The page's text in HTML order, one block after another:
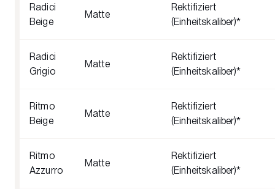
Radici
Beige
Matte
Rektifiziert
(Einheitskaliber)*
Radici
Grigio
Matte
Rektifiziert
(Einheitskaliber)*
Ritmo
Beige
Matte
Rektifiziert
(Einheitskaliber)*
Ritmo
Azzurro
Matte
Rektifiziert
(Einheitskaliber)*